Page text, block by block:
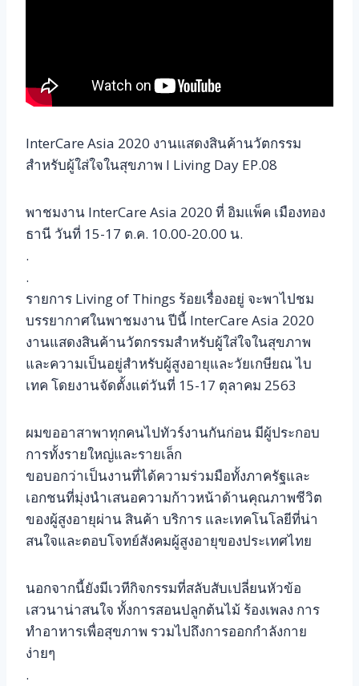
InterCare Asia 2020 งานแสดงสินค้านวัตกรรม
สำหรับผู้ใส่ใจในสุขภาพ l Living Day EP.08
พาชมงาน InterCare Asia 2020 ที่ อิมแพ็ค เมืองทอง
ธานี วันที่ 15-17 ต.ค. 10.00-20.00 น.
.
.
รายการ Living of Things ร้อยเรื่องอยู่ จะพาไปชม
บรรยากาศในพาชมงาน ปีนี้ InterCare Asia 2020
งานแสดงสินค้านวัตกรรมสำหรับผู้ใส่ใจในสุขภาพ
และความเป็นอยู่สำหรับผู้สูงอายุและวัยเกษียณ ไบ
เทค โดยงานจัดตั้งแต่วันที่ 15-17 ตุลาคม 2563
ผมขออาสาพาทุกคนไปทัวร์งานกันก่อน มีผู้ประกอบ
การทั้งรายใหญ่และรายเล็ก
ขอบอกว่าเป็นงานที่ได้ความร่วมมือทั้งภาครัฐและ
เอกชนที่มุ่งนำเสนอความก้าวหน้าด้านคุณภาพชีวิต
ของผู้สูงอายุผ่าน สินค้า บริการ และเทคโนโลยีที่น่า
สนใจและตอบโจทย์สังคมผู้สูงอายุของประเทศไทย
นอกจากนี้ยังมีเวทีกิจกรรมที่สลับสับเปลี่ยนหัวข้อ
เสวนาน่าสนใจ ทั้งการสอนปลูกต้นไม้ ร้องเพลง การ
ทำอาหารเพื่อสุขภาพ รวมไปถึงการออกกำลังกาย
ง่ายๆ
.